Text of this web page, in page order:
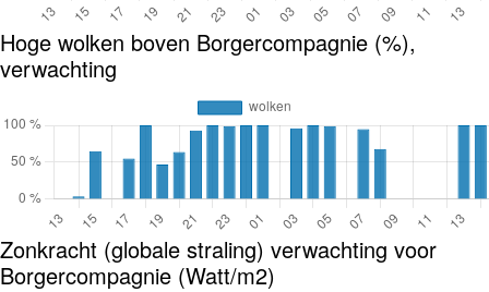
Hoge wolken boven Borgercompagnie (%),
verwachting
Zonkracht (globale straling) verwachting voor
Borgercompagnie (Watt/m2)